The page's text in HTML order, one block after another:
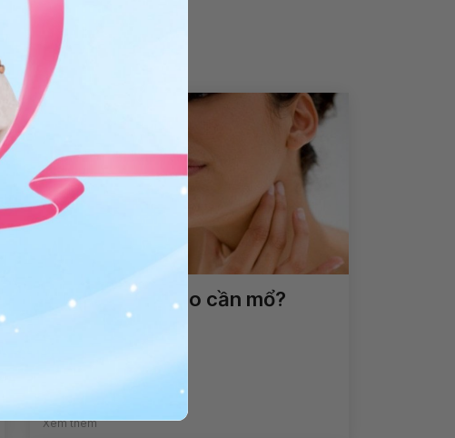
Bướu cổ: Khi nào cần mổ?
Xem thêm